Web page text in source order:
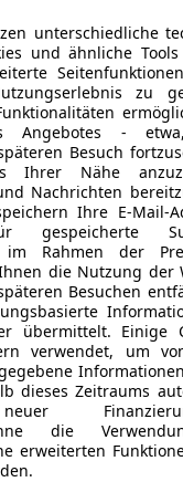
unterschiedliche
und ähnliche
zu
Angebotes -
Besuch
Ihrer Nähe
Nachrichten
Ihre E-Mail-
im Rahmen der
die Nutzung der
Besuchen
übermittelt. Einige
verwendet, um
dieses Zeitraums
die
erweiterten